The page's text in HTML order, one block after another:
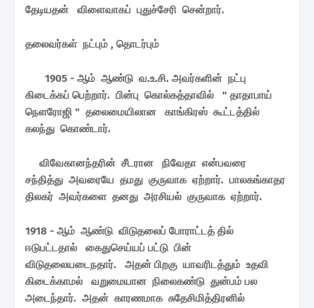
தேடியதன் விளைவாகப் புதுச்சேரி சென்றார்.
தலைவர்கள் நட்பும் , தொடர்பும்
1905 - ஆம் ஆண்டு வ.உ.சி. அவர்களின் நட்பு
கிடைக்கப் பெற்றார். பின்பு கொல்கத்தாவில் " தாதாபாய்
நெளரோஜி " தலைமையிலான காங்கிரஸ் கூட்டத்தில்
கலந்து கொண்டார்.
விவேகானந்தரின் சீடரான நிவேதா என்பவரை
சந்தித்து அவரையே தமது குருவாக ஏற்றார். பாலகங்காதர
திலகர் அவர்களை தனது அரசியல் குருவாக ஏற்றார்.
1918 - ஆம் ஆண்டு விடுதலைப் போராட்டத் தில்
ஈடுபட்டதால் கைதுசெய்யப் பட்டு பின்
விடுதலையடைநதார். அதன் பிறகு யாவரிடத்தும் உதவி
கிடைக்காமல் வறுமையான நிலைகண்டு துன்பம் பல
அடைந்தார். அதன் காரணமாக சுதேசிமித்திரனில்